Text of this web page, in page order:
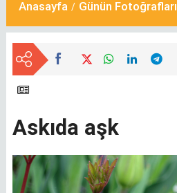
Anasayfa Günün Fotoğrafları
Askıda aşk